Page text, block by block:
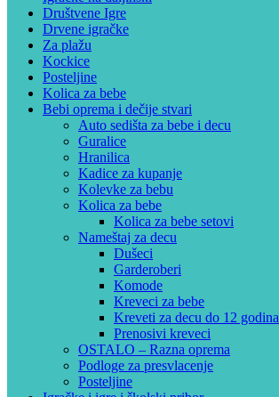
Društvene Igre
Drvene igračke
Za plažu
Kockice
Posteljine
Kolica za bebe
Bebi oprema i dečije stvari
Auto sedišta za bebe i decu
Guralice
Hranilica
Kadice za kupanje
Kolevke za bebu
Kolica za bebe
Kolica za bebe setovi
Nameštaj za decu
Dušeci
Garderoberi
Komode
Kreveci za bebe
Kreveti za decu do 12 godina
Prenosivi kreveci
OSTALO – Razna oprema
Podloge za presvlacenje
Posteljine